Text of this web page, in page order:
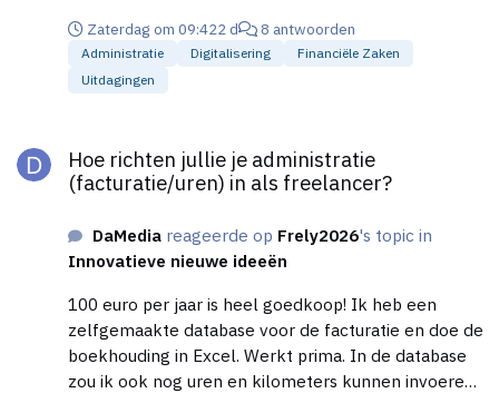
niemand anders uit mijn team ingezet zou worden.
Ik begrijp de behoefte aan vertrouwdheid en
continuïteit heel goed. Tegelijkertijd kan ik die
dat continuïteit geborgd is wanneer ik zelf niet
beschikbaar ben. Ik sta volledig achter de kwaliteit
cliënt mijn team niet accepteert en uitsluitend door
mij geholpen wil worden, dan ben ik mogelijk niet de
oordeel over de cliënt, maar een professionele
grens. Niet iedere zorgvraag past bij iedere
zorgaanbieder. Ik ervaar dus deze kwestie als lastig,
dan wil er niet te veel tijd besteden. Nee, is dan nee,
Zaterdag om 09:422 d 8 antwoorden
Administratie Digitalisering
Financiële Zaken
Uitdagingen
Hoe richten jullie je administratie
(facturatie/uren) in als freelancer?
DaMedia reageerde op Frely2026's topic in
Innovatieve nieuwe ideeën
100 euro per jaar is heel goedkoop! Ik heb een
zelfgemaakte database voor de facturatie en doe de
boekhouding in Excel. Werkt prima. In de database
zou ik ook nog uren en kilometers kunnen invoeren,